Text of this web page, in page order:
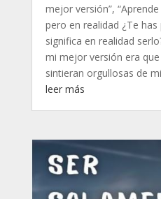
mejor versión”,
pero en realidad ¿Te
significa en realidad
mi mejor versión era
sintieran orgullosas de
leer más